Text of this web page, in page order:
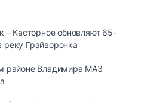
– Касторное обновляют 65-
Грайворонка
районе Владимира МАЗ